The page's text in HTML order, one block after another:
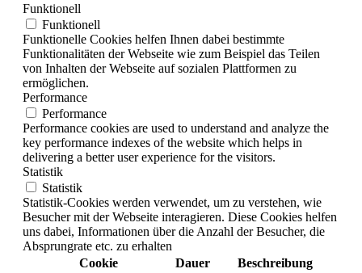
Funktionell
Funktionell
Funktionelle Cookies helfen Ihnen dabei bestimmte
Funktionalitäten der Webseite wie zum Beispiel das Teilen
von Inhalten der Webseite auf sozialen Plattformen zu
ermöglichen.
Performance
Performance
Performance cookies are used to understand and analyze the
key performance indexes of the website which helps in
delivering a better user experience for the visitors.
Statistik
Statistik
Statistik-Cookies werden verwendet, um zu verstehen, wie
Besucher mit der Webseite interagieren. Diese Cookies helfen
uns dabei, Informationen über die Anzahl der Besucher, die
Absprungrate etc. zu erhalten
Cookie
Dauer Beschreibung